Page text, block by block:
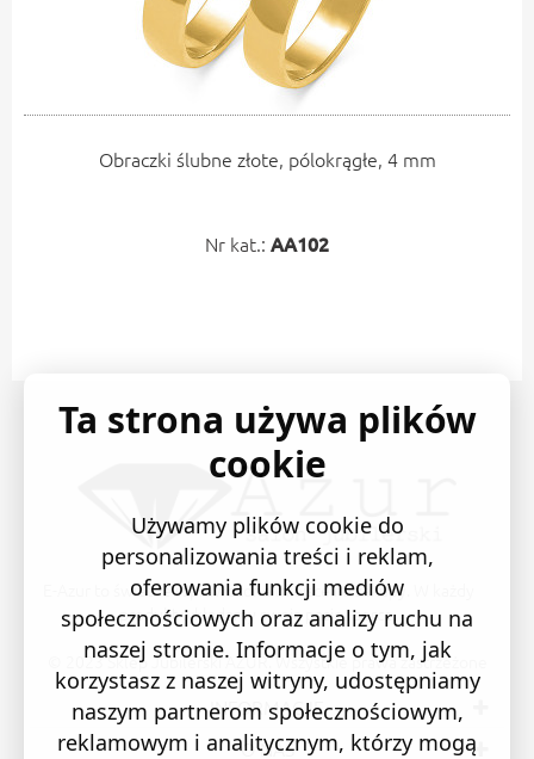
Obraczki ślubne złote, pólokrągłe, 4 mm
Nr kat.: AA102
E-Azur to świetne i sprawdzone miejsce na zakupy. W każdy
produkt wkładamy swoją pasję i serce.
© 2023 Sklep Jubilerski AZUR. Wszystkie prawa zastrzeżone
INFORMACJE
O NAS
Ta strona używa plików
cookie
Używamy plików cookie do
personalizowania treści i reklam,
oferowania funkcji mediów
społecznościowych oraz analizy ruchu na
naszej stronie. Informacje o tym, jak
korzystasz z naszej witryny, udostępniamy
naszym partnerom społecznościowym,
reklamowym i analitycznym, którzy mogą